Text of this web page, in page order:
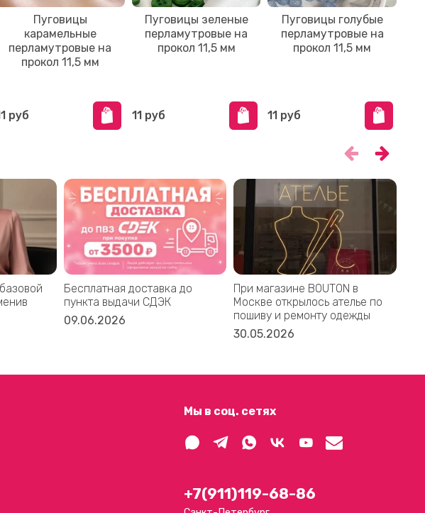
Пуговицы
карамельные
перламутровые на
прокол 11,5 мм
руб
Пуговицы зеленые
перламутровые на
прокол 11,5 мм
11 руб
Пуговицы голубые
перламутровые на
прокол 11,5 мм
11 руб
Бесплатная доставка до
пункта выдачи СДЭК
09.06.2026
При магазине BOUTON в
Москве открылось ателье по
пошиву и ремонту одежды
30.05.2026
Мы в соц. сетях
+7(911)119-68-86